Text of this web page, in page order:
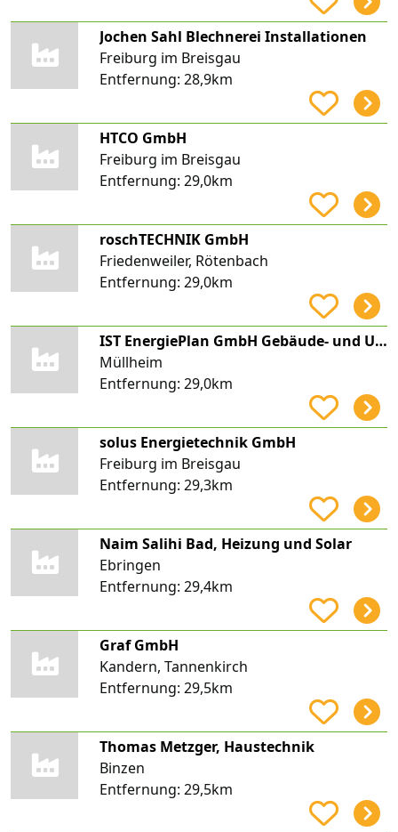
Jochen Sahl Blechnerei Installationen
Freiburg im Breisgau
Entfernung: 28,9km
HTCO GmbH
Freiburg im Breisgau
Entfernung: 29,0km
roschTECHNIK GmbH
Friedenweiler, Rötenbach
Entfernung: 29,0km
IST EnergiePlan GmbH Gebäude- und Umwelttechnik
Müllheim
Entfernung: 29,0km
solus Energietechnik GmbH
Freiburg im Breisgau
Entfernung: 29,3km
Naim Salihi Bad, Heizung und Solar
Ebringen
Entfernung: 29,4km
Graf GmbH
Kandern, Tannenkirch
Entfernung: 29,5km
Thomas Metzger, Haustechnik
Binzen
Entfernung: 29,5km